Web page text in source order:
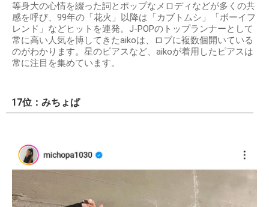
等身大の心情を綴った詞とポップなメロディなどが多くの共
感を呼び、99年の「花火」以降は「カブトムシ」「ボーイフ
レンド」などヒットを連発。J-POPのトップランナーとして
常に高い人気を博してきたaikoは、ロブに複数個開いている
のがわかります。星のピアスなど、aikoが着用したピアスは
常に注目を集めています。
17位：みちょぱ